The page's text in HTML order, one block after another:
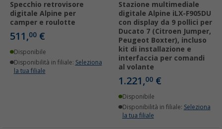
Specchio retrovisore
digitale Alpine per
camper e roulotte
511,00 €
Disponibile
Disponibilità in filiale: Seleziona
la tua filiale
Stazione multimediale
digitale Alpine iLX-F905DU
con display da 9 pollici per
Ducato 7 (Citroen Jumper,
Peugeot Boxter), incluso
kit di installazione e
interfaccia per comandi
al volante
1.221,00 €
Disponibile
Disponibilità in filiale: Seleziona
la tua filiale